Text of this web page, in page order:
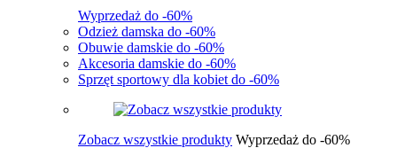
Wyprzedaż do -60%
Odzież damska do -60%
Obuwie damskie do -60%
Akcesoria damskie do -60%
Sprzęt sportowy dla kobiet do -60%
Zobacz wszystkie produkty Wyprzedaż do -60%